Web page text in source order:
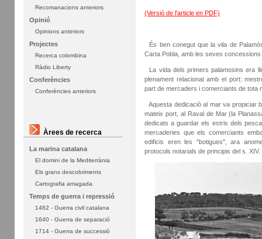
Recomanacions anteriors
Opinió
Opinions anteriors
Projectes
Recerca colombina
Ràdio Liberty
Conferències
Conferències anteriors
Àrees de recerca
La marina catalana
El domini de la Mediterrània
Els grans descobriments
Cartografia amagada
Temps de guerra i repressió
1462 - Guerra civil catalana
1640 - Guerra de separació
1714 - Guerra de successió
(Versió de l'article en PDF)
És ben conegut que la vila de
Carta Pobla, amb les seves
La vida dels primers palamosins era
plenament relacionat amb el port:
part de mercaders i comerciants de tota
Aquesta dedicació al mar va propiciar
mateix port, al Raval de Mar (la
dedicats a guardar els estris dels
mercaderies que els comerciants
edificis eren les "botigues", ara
protocols notarials de principis del s. XIV.